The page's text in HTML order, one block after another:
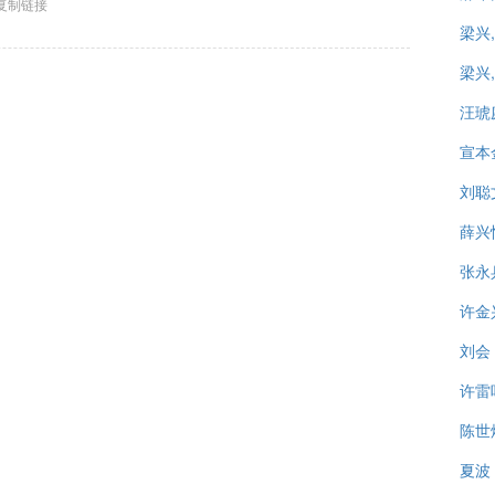
制链接
梁
梁
汪琥
宣本
刘聪
薛兴
张
许金
刘会
许
陈
夏波